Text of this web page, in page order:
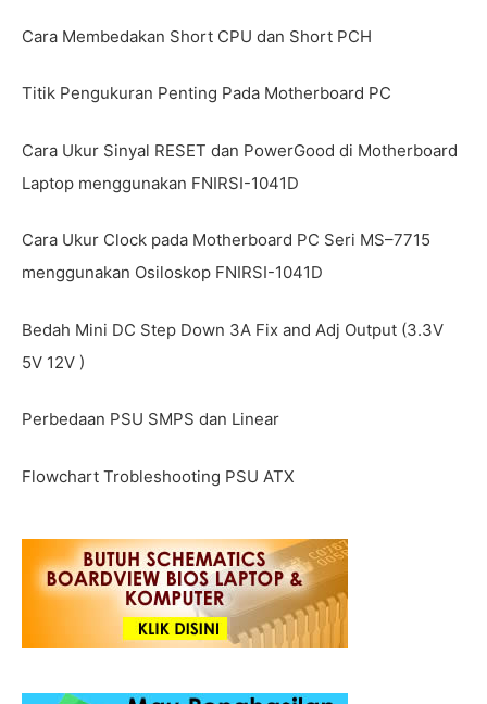
Cara Membedakan Short CPU dan Short PCH
Titik Pengukuran Penting Pada Motherboard PC
Cara Ukur Sinyal RESET dan PowerGood di Motherboard
Laptop menggunakan FNIRSI-1041D
Cara Ukur Clock pada Motherboard PC Seri MS–7715
menggunakan Osiloskop FNIRSI-1041D
Bedah Mini DC Step Down 3A Fix and Adj Output (3.3V
5V 12V )
Perbedaan PSU SMPS dan Linear
Flowchart Trobleshooting PSU ATX